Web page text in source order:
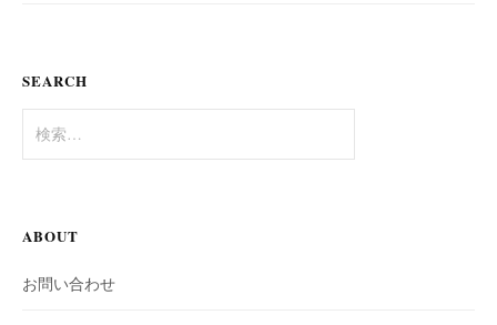
SEARCH
索:
ABOUT
お問い合わせ